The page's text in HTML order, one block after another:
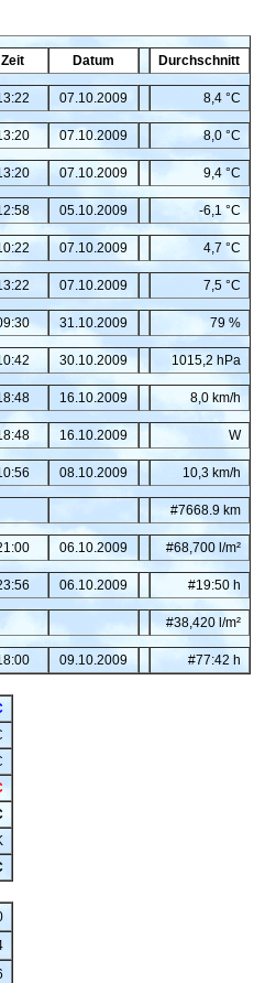
Zeit Datum Durchschnitt
07.10.2009 8,4 °C
07.10.2009 8,0 °C
07.10.2009 9,4 °C
05.10.2009 -6,1 °C
07.10.2009 4,7 °C
07.10.2009 7,5 °C
31.10.2009 79 %
30.10.2009 1015,2 hPa
16.10.2009 8,0 km/h
16.10.2009 W
08.10.2009 10,3 km/h
#7668.9 km
06.10.2009 #68,700 l/m²
06.10.2009 #19:50 h
#38,420 l/m²
09.10.2009 #77:42 h